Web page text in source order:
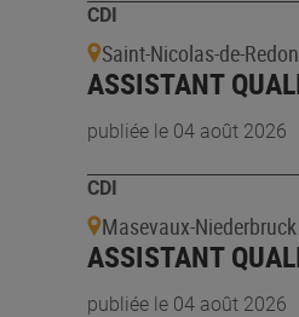
CDI
Saint-Nicolas-de-
ASSISTANT
publiée le 04 août 2026
CDI
Masevaux-
ASSISTANT
publiée le 04 août 2026